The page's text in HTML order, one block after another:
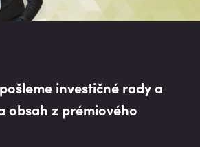
investičné rady a
obsah z prémiového